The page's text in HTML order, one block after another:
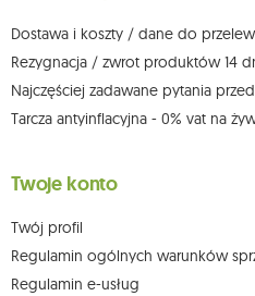
możesz kontaktować się z działem
Więcej informacji: www.mouton.pl/ODO
Dostawa i koszty / dane do
Rezygnacja / zwrot produktów 14
Najczęściej zadawane pytania
Tarcza antyinflacyjna - 0% vat na
Twoje konto
Twój profil
Regulamin ogólnych warunków
Regulamin e-usług